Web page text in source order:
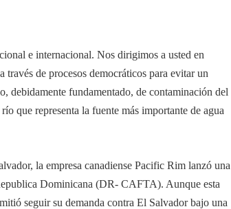
e internacional. Nos dirigimos a usted en
de procesos democráticos para evitar un
debidamente fundamentado, de contaminación del
que representa la fuente más importante de agua
la empresa canadiense Pacific Rim lanzó una
Dominicana (DR- CAFTA). Aunque esta
seguir su demanda contra El Salvador bajo una